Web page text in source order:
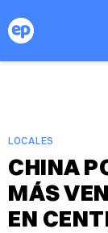
LOCALES
CHINA
MÁS
EN